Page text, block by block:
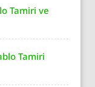
Tamiri ve
Tamiri